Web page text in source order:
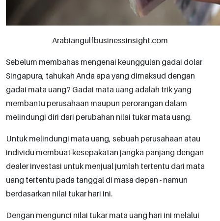
Arabiangulfbusinessinsight.com
Sebelum membahas mengenai keunggulan gadai dolar
Singapura, tahukah Anda apa yang dimaksud dengan
gadai mata uang? Gadai mata uang adalah trik yang
membantu perusahaan maupun perorangan dalam
melindungi diri dari perubahan nilai tukar mata uang.
Untuk melindungi mata uang, sebuah perusahaan atau
individu membuat kesepakatan jangka panjang dengan
dealer investasi untuk menjual jumlah tertentu dari mata
uang tertentu pada tanggal di masa depan - namun
berdasarkan nilai tukar hari ini.
Dengan mengunci nilai tukar mata uang hari ini melalui